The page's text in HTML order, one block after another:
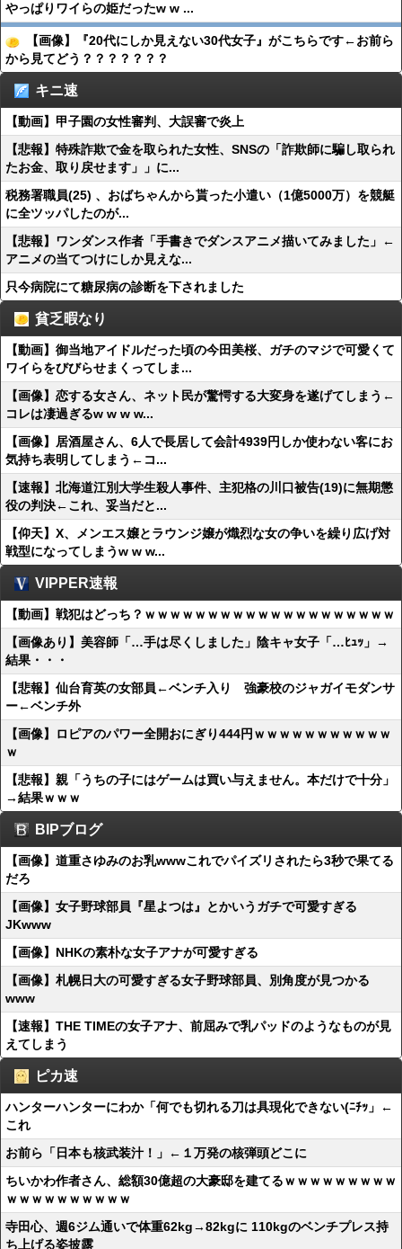
やっぱりワイらの姫だったw w ...
【画像】『20代にしか見えない30代女子』がこちらです←お前ら
から見てどう？？？？？？？
キニ速
【動画】甲子園の女性審判、大誤審で炎上
【悲報】特殊詐欺で金を取られた女性、SNSの「詐欺師に騙し取られ
たお金、取り戻せます」」に...
税務署職員(25) 、おばちゃんから貰った小遣い（1億5000万）を競艇
に全ツッパしたのが...
【悲報】ワンダンス作者「手書きでダンスアニメ描いてみました」←
アニメの当てつけにしか見えな...
只今病院にて糖尿病の診断を下されました
貧乏暇なり
【動画】御当地アイドルだった頃の今田美桜、ガチのマジで可愛くて
ワイらをびびらせまくってしま...
【画像】恋する女さん、ネット民が驚愕する大変身を遂げてしまう←
コレは凄過ぎるw w w w...
【画像】居酒屋さん、6人で長居して会計4939円しか使わない客にお
気持ち表明してしまう←コ...
【速報】北海道江別大学生殺人事件、主犯格の川口被告(19)に無期懲
役の判決←これ、妥当だと...
【仰天】X、メンエス嬢とラウンジ嬢が熾烈な女の争いを繰り広げ対
戦型になってしまうw w w...
VIPPER速報
【動画】戦犯はどっち？ｗｗｗｗｗｗｗｗｗｗｗｗｗｗｗｗｗｗｗｗ
【画像あり】美容師「…手は尽くしました」陰キャ女子「…ﾋｭｯ」→
結果・・・
【悲報】仙台育英の女部員←ベンチ入り 強豪校のジャガイモダンサ
ー←ベンチ外
【画像】ロピアのパワー全開おにぎり444円ｗｗｗｗｗｗｗｗｗｗｗ
ｗ
【悲報】親「うちの子にはゲームは買い与えません。本だけで十分」
→結果ｗｗｗ
BIPブログ
【画像】道重さゆみのお乳wwwこれでパイズリされたら3秒で果てる
だろ
【画像】女子野球部員『星よつは』とかいうガチで可愛すぎる
JKwww
【画像】NHKの素朴な女子アナが可愛すぎる
【画像】札幌日大の可愛すぎる女子野球部員、別角度が見つかる
www
【速報】THE TIMEの女子アナ、前屈みで乳パッドのようなものが見
えてしまう
ピカ速
ハンターハンターにわか「何でも切れる刀は具現化できない(ﾆﾁｯ」←
これ
お前ら「日本も核武装汁！」←１万発の核弾頭どこに
ちいかわ作者さん、総額30億超の大豪邸を建てるｗｗｗｗｗｗｗｗｗ
ｗｗｗｗｗｗｗｗｗｗ
寺田心、週6ジム通いで体重62kg→82kgに 110kgのベンチプレス持
ち上げる姿披露